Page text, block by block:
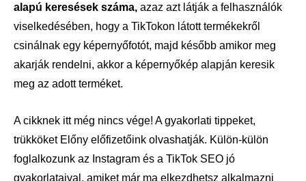
alapú keresések száma, azaz azt látják a felhasználók
viselkedésében, hogy a TikTokon látott termékekről
csinálnak egy képernyőfotót, majd később amikor meg
akarják rendelni, akkor a képernyőkép alapján keresik
meg az adott terméket.
A cikknek itt még nincs vége! A gyakorlati tippeket,
trükköket Előny előfizetőink olvashatják. Külön-külön
foglalkozunk az Instagram és a TikTok SEO jó
gyakorlataival, amiket már ma elkezdhetsz alkalmazni